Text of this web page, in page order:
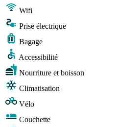
Wifi
Prise électrique
Bagage
Accessibilité
Nourriture et boisson
Climatisation
Vélo
Couchette